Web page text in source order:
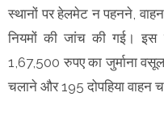
स्थानों पर हेलमेट न पहनने,
नियमों की जांच की गई।
1,67,500 रुपए का जुर्माना
चलाने और 195 दोपहिया